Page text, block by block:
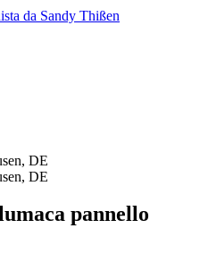
DE
DE
pannello